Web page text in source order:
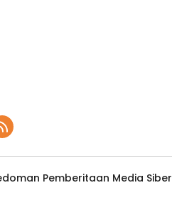
Pemberitaan Media Siber